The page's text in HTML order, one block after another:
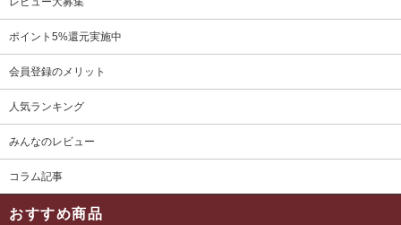
ポイント5%還元実施中
会員登録のメリット
人気ランキング
みんなのレビュー
コラム記事
おすすめ商品